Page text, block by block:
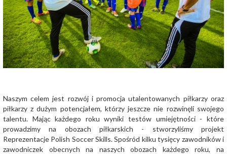
Naszym celem jest rozwój i promocja utalentowanych piłkarzy oraz
piłkarzy z dużym potencjałem, którzy jeszcze nie rozwinęli swojego
talentu. Mając każdego roku wyniki testów umiejętności - które
prowadzimy na obozach piłkarskich - stworzyliśmy projekt
Reprezentacje Polish Soccer Skills. Spośród kilku tysięcy zawodników i
zawodniczek obecnych na naszych obozach każdego roku, na